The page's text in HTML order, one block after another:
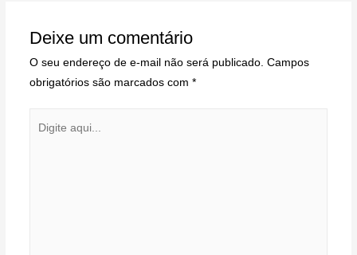
Deixe um comentário
O seu endereço de e-mail não será publicado. Campos
obrigatórios são marcados com *
aqui...